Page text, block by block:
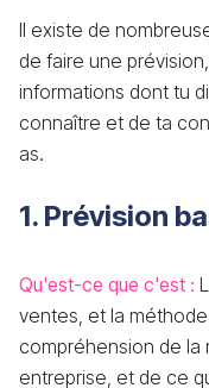
Il existe de
de faire une
informations dont tu
connaître et de ta
as.
1. Prévision
Qu'est-ce que c'est :
ventes, et la
compréhension de
entreprise, et de ce